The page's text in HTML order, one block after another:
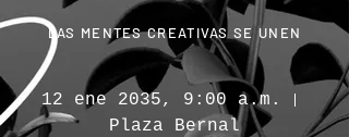
LAS MENTES CREATIVAS SE UNEN
12 ene 2035, 9:00 a.m.
Plaza Bernal